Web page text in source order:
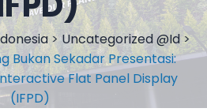
>Uncategorized @id>
Bukan Sekadar Presentasi:
Flat Panel Display
(IFPD)